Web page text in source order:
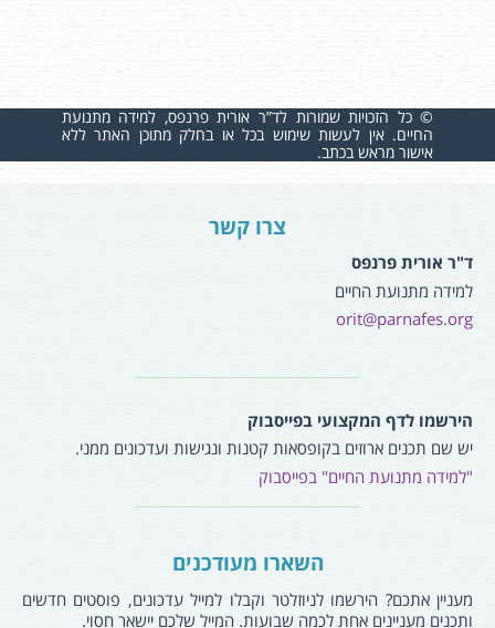
© כל הזכויות שמורות לד”ר אורית פרנפס, למידה מתנועת
החיים. אין לעשות שימוש בכל או בחלק מתוכן האתר ללא
אישור מראש בכתב.
צרו קשר
ד"ר אורית פרנפס
למידה מתנועת החיים
orit@parnafes.org
הירשמו לדף המקצועי בפייסבוק
יש שם תכנים ארוזים בקופסאות קטנות ונגישות ועדכונים ממני.
"למידה מתנועת החיים" בפייסבוק
השארו מעודכנים
מעניין אתכם? הירשמו לניוזלטר וקבלו למייל עדכונים, פוסטים חדשים
ותכנים מעניינים אחת לכמה שבועות. המייל שלכם יישאר חסוי.